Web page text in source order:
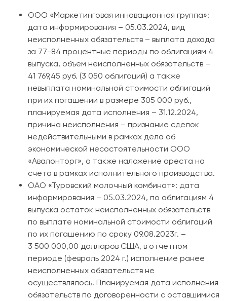
ООО «Маркетинговая инновационная группа»:
дата информирования – 05.03.2024, вид
неисполненных обязательств – выплата дохода
за 77-84 процентные периоды по облигациям 4
выпуска, объем неисполненных обязательств –
41 769,45 руб. (3 050 облигаций) а также
невыплата номинальной стоимости облигаций
при их погашении в размере 305 000 руб.,
планируемая дата исполнения – 31.12.2024,
причина неисполнения – признание сделок
недействительными в рамках дела об
экономической несостоятельности ООО
«Авалонторг», а также наложение ареста на
счета в рамках исполнительного производства.
ОАО «Туровский молочный комбинат»: дата
информирования – 05.03.2024, по облигациям 4
выпуска остаток неисполненных обязательств
по выплате номинальной стоимости облигаций
по их погашению по сроку 09.08.2023г. –
3 500 000,00 долларов США, в отчетном
периоде (февраль 2024 г.) исполнение ранее
неисполненных обязательств не
осуществлялось. Планируемая дата исполнения
обязательств по договоренности с оставшимися